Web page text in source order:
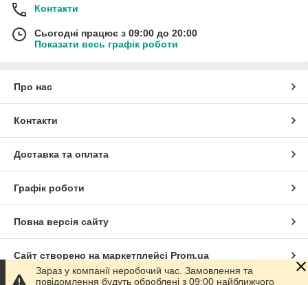
Контакти
Сьогодні працює з 09:00 до 20:00
Показати весь графік роботи
Про нас
Контакти
Доставка та оплата
Графік роботи
Повна версія сайту
Сайт створено на маркетплейсі Prom.ua
Зараз у компанії неробочий час. Замовлення та
повідомлення будуть оброблені з 09:00 найближчого